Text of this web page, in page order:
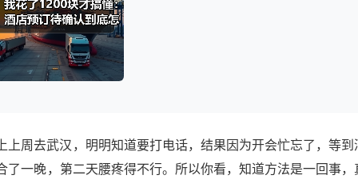
周去武汉，明明知道要打电话，结果因为开会忙忘了，等到
一晚，第二天腰疼得不行。所以你看，知道方法是一回事，